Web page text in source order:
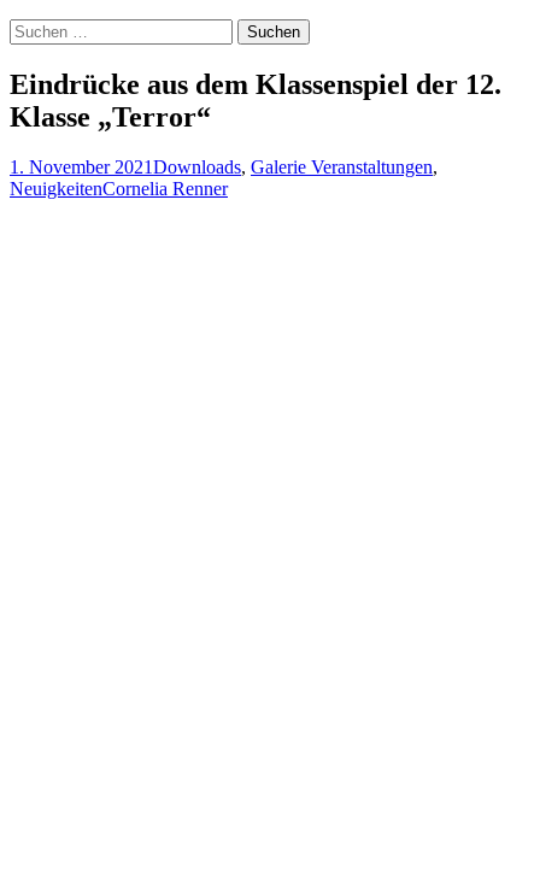
Suchen
nach:
Eindrücke aus dem Klassenspiel der 12.
Klasse „Terror“
1. November 2021Downloads, Galerie Veranstaltungen,
NeuigkeitenCornelia Renner